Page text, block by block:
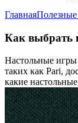
ГлавнаяПолезные
Как выбрать
Настольные игры
таких как Pari,
какие